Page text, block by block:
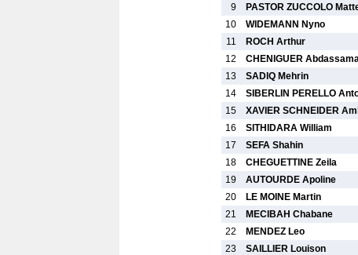
9
PASTOR ZUCCOLO
10
WIDEMANN Nyno
11
ROCH Arthur
12
CHENIGUER
13
SADIQ Mehrin
14
SIBERLIN PERELLO
15
XAVIER SCHNEIDER
16
SITHIDARA William
17
SEFA Shahin
18
CHEGUETTINE Zeila
19
AUTOURDE Apoline
20
LE MOINE Martin
21
MECIBAH Chabane
22
MENDEZ Leo
23
SAILLIER Louison